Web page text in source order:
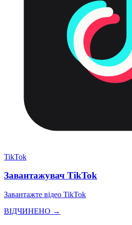
TikTok
Завантажувач TikTok
Завантажте відео TikTok
ВІДЧИНЕНО →